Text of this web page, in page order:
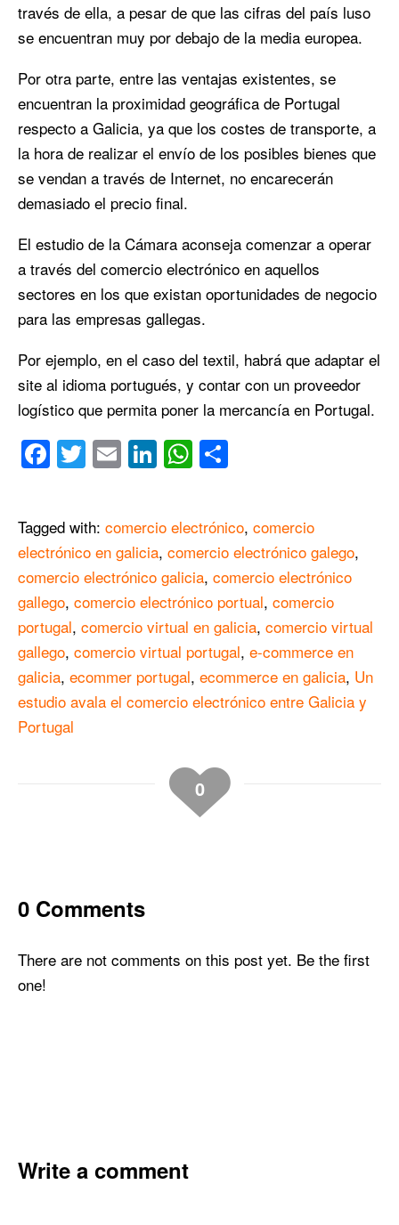
través de ella, a pesar de que las cifras del país luso
se encuentran muy por debajo de la media europea.
Por otra parte, entre las ventajas existentes, se
encuentran la proximidad geográfica de Portugal
respecto a Galicia, ya que los costes de transporte, a
la hora de realizar el envío de los posibles bienes que
se vendan a través de Internet, no encarecerán
demasiado el precio final.
El estudio de la Cámara aconseja comenzar a operar
a través del comercio electrónico en aquellos
sectores en los que existan oportunidades de negocio
para las empresas gallegas.
Por ejemplo, en el caso del textil, habrá que adaptar el
site al idioma portugués, y contar con un proveedor
logístico que permita poner la mercancía en Portugal.
Facebook
Twitter
EmailLinkedIn
WhatsApp
Tagged with: comercio electrónico, comercio
electrónico en galicia, comercio electrónico galego,
comercio electrónico galicia, comercio electrónico
gallego, comercio electrónico portual, comercio
portugal, comercio virtual en galicia, comercio virtual
gallego, comercio virtual portugal, e-commerce en
galicia, ecommer portugal, ecommerce en galicia, Un
estudio avala el comercio electrónico entre Galicia y
Portugal
0
0 Comments
There are not comments on this post yet. Be the first
one!
Write a comment